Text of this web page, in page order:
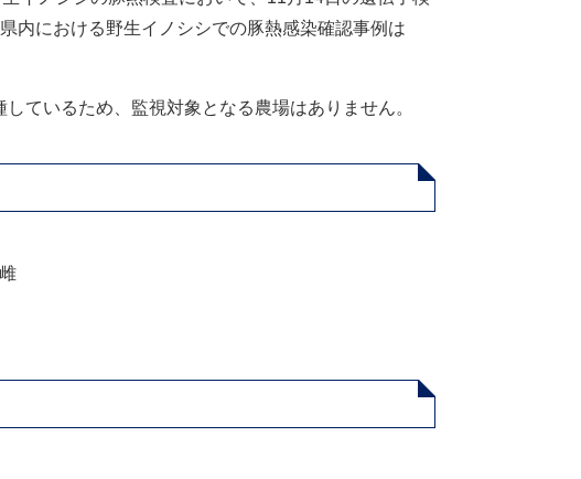
内における野生イノシシでの豚熱感染確認事例は
ているため、監視対象となる農場はありません。